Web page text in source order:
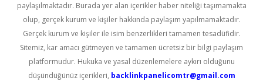
paylaşılmaktadır. Burada yer alan içerikler haber niteliği taşımamakta
olup, gerçek kurum ve kişiler hakkında paylaşım yapılmamaktadır.
Gerçek kurum ve kişiler ile isim benzerlikleri tamamen tesadüfidir.
Sitemiz, kar amacı gütmeyen ve tamamen ücretsiz bir bilgi paylaşım
platformudur. Hukuka ve yasal düzenlemelere aykırı olduğunu
düşündüğünüz içerikleri, backlinkpanelicomtr@gmail.com